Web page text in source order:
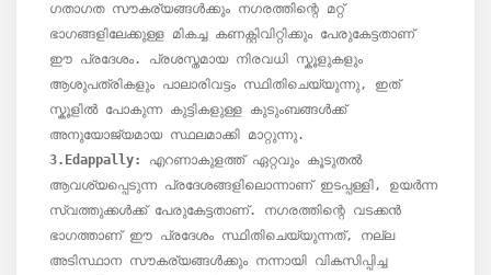
ഗതാഗത സൗകര്യങ്ങൾക്കും നഗരത്തിന്റെ മറ്റ്
ഭാഗങ്ങളിലേക്കുള്ള മികച്ച കണക്റ്റിവിറ്റിക്കും പേരുകേട്ടതാണ്
ഈ പ്രദേശം. പ്രശസ്തമായ നിരവധി സ്കൂളുകളും
ആശുപത്രികളും പാലാരിവട്ടം സ്ഥിതിചെയ്യുന്നു, ഇത്
സ്കൂളിൽ പോകുന്ന കുട്ടികളുള്ള കുടുംബങ്ങൾക്ക്
3.Edappally: എറണാകുളത്ത് ഏറ്റവും കൂടുതൽ
ആവശ്യപ്പെടുന്ന പ്രദേശങ്ങളിലൊന്നാണ് ഇടപ്പള്ളി, ഉയർന്ന
സ്വത്തുക്കൾക്ക് പേരുകേട്ടതാണ്. നഗരത്തിന്റെ വടക്കൻ
ഭാഗത്താണ് ഈ പ്രദേശം സ്ഥിതിചെയ്യുന്നത്, നല്ല
അടിസ്ഥാന സൗകര്യങ്ങൾക്കും നന്നായി വികസിപ്പിച്ച